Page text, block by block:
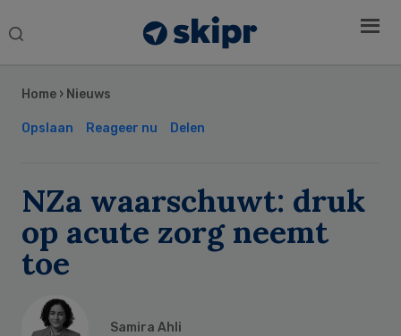
Search
Home › Nieuws
Opslaan Reageer nu Delen
NZa waarschuwt: druk
op acute zorg neemt
toe
Samira Ahli
Sidebar